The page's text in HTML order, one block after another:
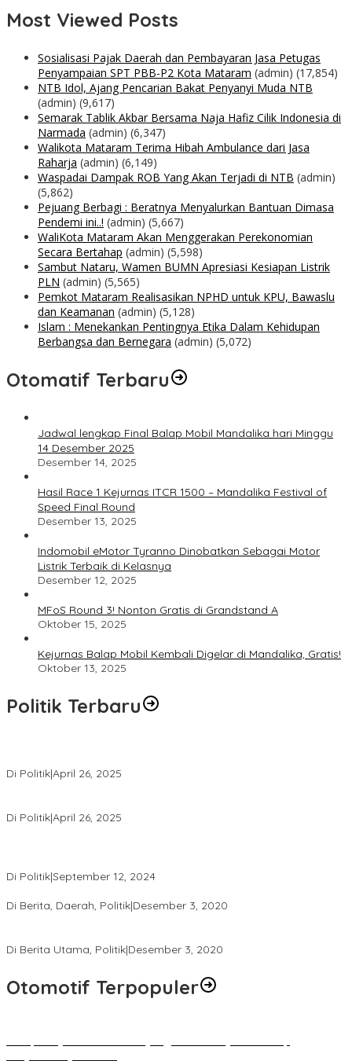
Most Viewed Posts
Sosialisasi Pajak Daerah dan Pembayaran Jasa Petugas
Penyampaian SPT PBB-P2 Kota Mataram (admin) (17,854)
NTB Idol, Ajang Pencarian Bakat Penyanyi Muda NTB
(admin) (9,617)
Semarak Tablik Akbar Bersama Naja Hafiz Cilik Indonesia di
Narmada (admin) (6,347)
Walikota Mataram Terima Hibah Ambulance dari Jasa
Raharja (admin) (6,149)
Waspadai Dampak ROB Yang Akan Terjadi di NTB (admin)
(5,862)
Pejuang Berbagi : Beratnya Menyalurkan Bantuan Dimasa
Pendemi ini..! (admin) (5,667)
WaliKota Mataram Akan Menggerakan Perekonomian
Secara Bertahap (admin) (5,598)
Sambut Nataru, Wamen BUMN Apresiasi Kesiapan Listrik
PLN (admin) (5,565)
Pemkot Mataram Realisasikan NPHD untuk KPU, Bawaslu
dan Keamanan (admin) (5,128)
Islam : Menekankan Pentingnya Etika Dalam Kehidupan
Berbangsa dan Bernegara (admin) (5,072)
Otomatif Terbaru
Jadwal lengkap Final Balap Mobil Mandalika hari Minggu
14 Desember 2025
Desember 14, 2025
Hasil Race 1 Kejurnas ITCR 1500 – Mandalika Festival of
Speed Final Round
Desember 13, 2025
Indomobil eMotor Tyranno Dinobatkan Sebagai Motor
Listrik Terbaik di Kelasnya
Desember 12, 2025
MFoS Round 3! Nonton Gratis di Grandstand A
Oktober 15, 2025
Kejurnas Balap Mobil Kembali Digelar di Mandalika, Gratis!
Oktober 13, 2025
Politik Terbaru
Di Politik|April 26, 2025
Di Politik|April 26, 2025
Di Politik|September 12, 2024
Di Berita, Daerah, Politik|Desember 3, 2020
Di Berita Utama, Politik|Desember 3, 2020
Otomotif Terpopuler